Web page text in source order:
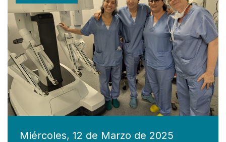
Miércoles, 12 de Marzo de 2025